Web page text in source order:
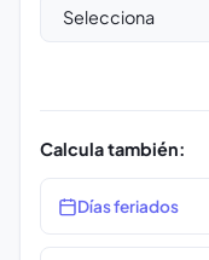
Calcula también:
Días feriados